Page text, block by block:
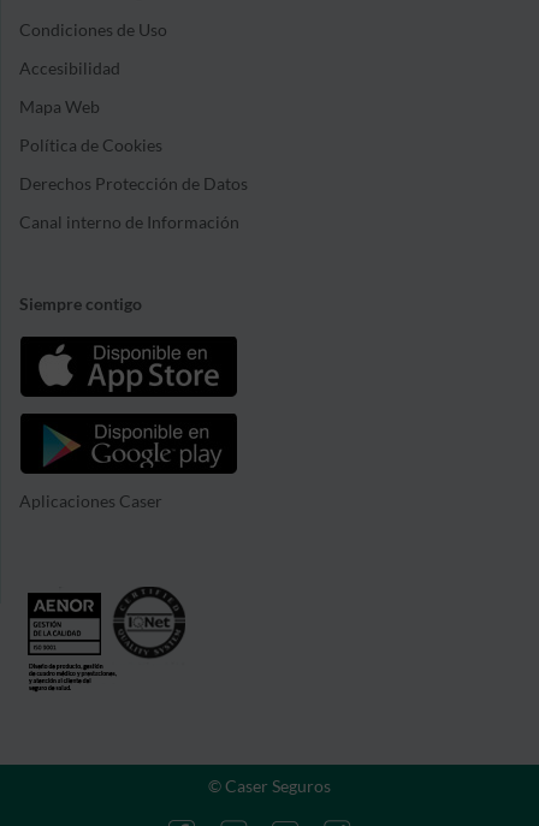
Condiciones de Uso
Accesibilidad
Mapa Web
Política de Cookies
Derechos Protección de Datos
Canal interno de Información
Siempre contigo
Aplicaciones Caser
© Caser Seguros